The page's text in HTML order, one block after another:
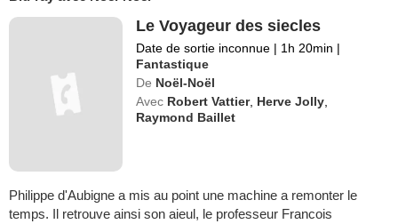
Le Voyageur des siecles
Date de sortie inconnue | 1h 20min |
Fantastique
De Noël-Noël
Avec Robert Vattier, Herve Jolly
Raymond Baillet
Philippe d'Aubigne a mis au point une machine a remonter le
temps. Il retrouve ainsi son aieul, le professeur Francois